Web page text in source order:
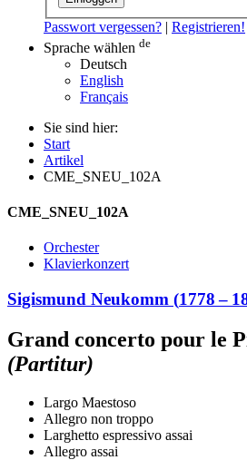
Passwort vergessen? | Registrieren!
Sprache wählen de
Deutsch
English
Français
Sie sind hier:
Start
Artikel
CME_SNEU_102A
CME_SNEU_102A
Orchester
Klavierkonzert
Sigismund Neukomm (1778–
Grand concerto pour le
(Partitur)
Largo Maestoso
Allegro non troppo
Larghetto espressivo assai
Allegro assai